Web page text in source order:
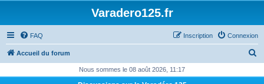
Varadero125.fr
FAQ Connexion
Inscription
Accueil du forum
Nous sommes le 08 août 2026, 11:17